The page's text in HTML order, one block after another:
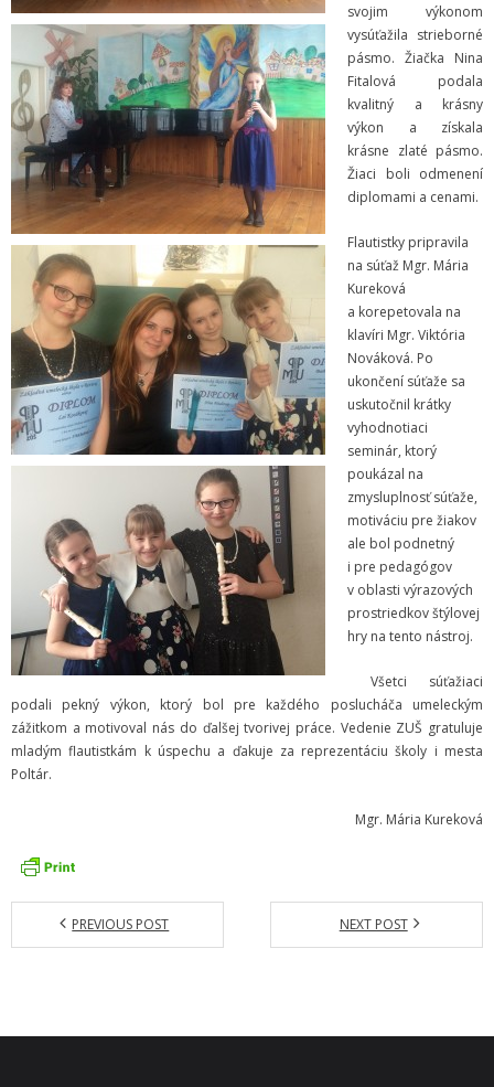
- - Plán verejného obstarávania
- - Súhrnná správa za rok 2021
- Dokumenty minedu a statpedu
- Prijímacie konanie
- Aktuality
- Informácia pre uchádzača o zamestnanie
- Termíny školských prázdnin
Projekty
- Talentík
- Pódium mladých umelcov
- Projekt Zuška do uška
Galéria
- Pozvánky na koncerty
- Koncerty
- Súťaže
- Výstavy VO
Faktúry, zmluvy, objednávky
- Zmluvy
- - ZMLUVY 2024
svojim výkonom
vysúťažila strieborné
pásmo. Žiačka Nina
Fitalová podala
kvalitný a krásny
výkon a získala
krásne zlaté pásmo.
Žiaci boli odmenení
diplomami a cenami.
Flautistky pripravila
na súťaž Mgr. Mária
Kureková
a korepetovala na
klavíri Mgr. Viktória
Nováková. Po
ukončení súťaže sa
uskutočnil krátky
vyhodnotiaci
seminár, ktorý
poukázal na
zmysluplnosť súťaže,
motiváciu pre žiakov
ale bol podnetný
i pre pedagógov
v oblasti výrazových
prostriedkov štýlovej
hry na tento nástroj.
Všetci súťažiaci
podali pekný výkon, ktorý bol pre každého poslucháča umeleckým
zážitkom a motivoval nás do ďalšej tvorivej práce. Vedenie ZUŠ gratuluje
mladým flautistkám k úspechu a ďakuje za reprezentáciu školy i mesta
Poltár.
Mgr. Mária Kureková
PREVIOUS POST NEXT POST